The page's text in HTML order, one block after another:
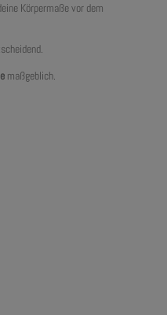
Körpermaße vor dem
maßgeblich.